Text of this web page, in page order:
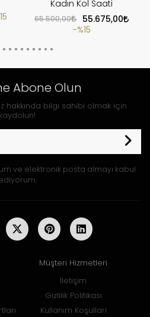
Kadın Kol Saati
65.500,00
55.675,00
%15
Abone Olun
hakkında bilgi sahibi olmak için
kaydolun!
ve elektronik posta almayı kabul
Müşteri Hizmetleri
İletişim
Gizlilik Politikası
Kullanım Koşulları